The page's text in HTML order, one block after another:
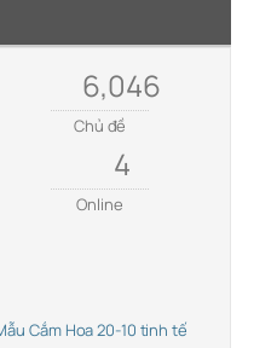
6,046
Chủ đề
4
Online
Cắm Hoa 20-10 tinh tế